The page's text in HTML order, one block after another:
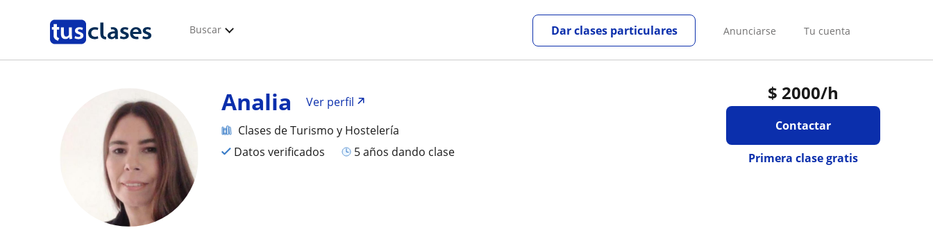
Buscar Anunciarse Tu cuenta
Dar clases particulares
$ 2000/h
Contactar
Primera clase gratis
Analia
Ver perfil
Clases de Turismo y Hostelería
Datos verificados
5 años dando clase